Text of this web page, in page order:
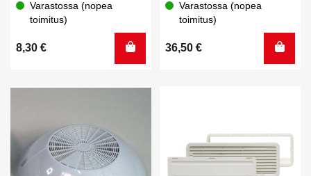
Varastossa (nopea
toimitus)
8,30 €
Varastossa (nopea
toimitus)
36,50 €